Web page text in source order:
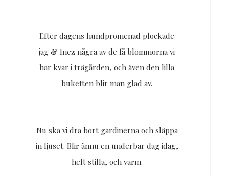
Efter dagens hundpromenad plockade
jag & Inez några av de få blommorna vi
har kvar i trägården, och även den lilla
buketten blir man glad av.
Nu ska vi dra bort gardinerna och släppa
in ljuset. Blir ännu en underbar dag idag,
helt stilla, och varm.